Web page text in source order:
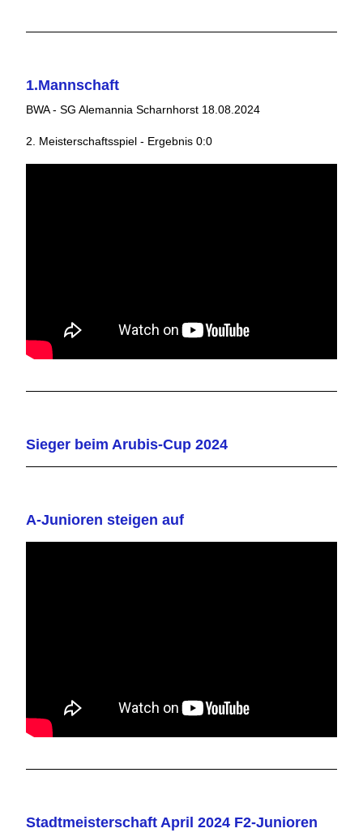
1.Mannschaft
BWA - SG Alemannia Scharnhorst 18.08.2024
2. Meisterschaftsspiel - Ergebnis 0:0
Sieger beim Arubis-Cup 2024
A-Junioren steigen auf
Stadtmeisterschaft April 2024 F2-Junioren